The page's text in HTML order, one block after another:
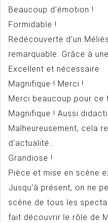
Beaucoup d’émotion !
Formidable !
Redécouverte d’un
remarquable. Grâce à
Excellent et nécessaire
Magnifique ! Merci !
Merci beaucoup pour ce
Magnifique ! Aussi
Malheureusement, cela
d’actualité…
Grandiose !
Pièce et mise en scène
Jusqu’à présent, on ne
scène de tous les
fait découvrir le rôle de